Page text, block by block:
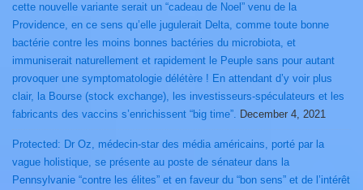
cette nouvelle variante serait un “cadeau de Noel” venu de la
Providence, en ce sens qu’elle jugulerait Delta, comme toute bonne
bactérie contre les moins bonnes bactéries du microbiota, et
immuniserait naturellement et rapidement le Peuple sans pour autant
provoquer une symptomatologie délétère ! En attendant d’y voir plus
clair, la Bourse (stock exchange), les investisseurs-spéculateurs et les
fabricants des vaccins s’enrichissent “big time”. December 4, 2021
Protected: Dr Oz, médecin-star des média américains, porté par la
vague holistique, se présente au poste de sénateur dans la
Pennsylvanie “contre les élites” et en faveur du “bon sens” et de l’intérêt